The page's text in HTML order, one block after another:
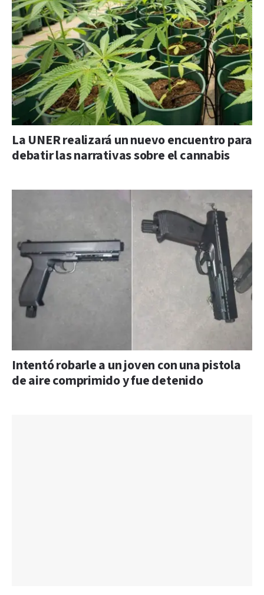
La UNER realizará un nuevo encuentro para
debatir las narrativas sobre el cannabis
Intentó robarle a un joven con una pistola
de aire comprimido y fue detenido